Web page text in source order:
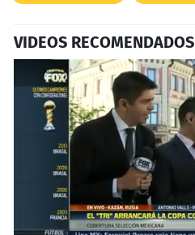
VIDEOS RECOMENDADOS